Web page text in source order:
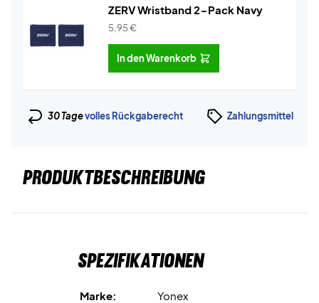
ZERV Wristband 2-Pack Navy
5,95€
In den Warenkorb
30 Tagevolles Rückgaberecht Zahlungsmittel
PRODUKTBESCHREIBUNG
Spezifikationen
Marke:
Yonex